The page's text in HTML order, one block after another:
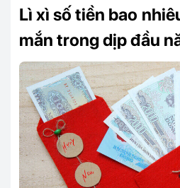
Lì xì số tiền bao
mắn trong dịp đầu